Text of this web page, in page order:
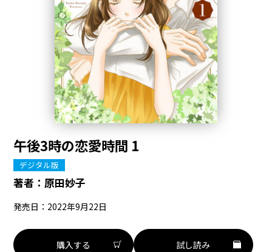
午後3時の恋愛時間 1
デジタル版
著者：原田妙子
発売日：2022年9月22日
購入する 試し読み